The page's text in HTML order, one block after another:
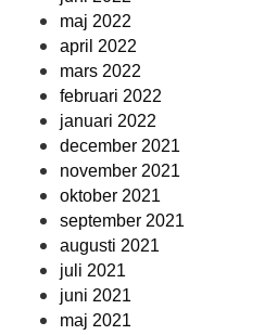
maj 2022
april 2022
mars 2022
februari 2022
januari 2022
december 2021
november 2021
oktober 2021
september 2021
augusti 2021
juli 2021
juni 2021
maj 2021